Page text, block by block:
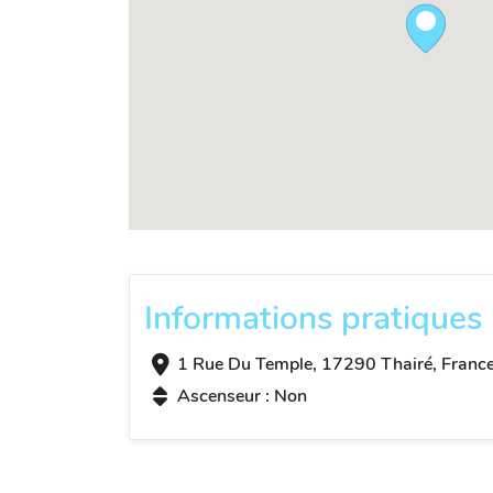
Informations pratiques
1 Rue Du Temple, 17290 Thairé,
Ascenseur : Non